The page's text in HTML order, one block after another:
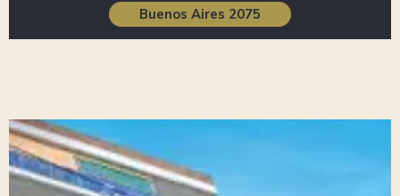
Buenos Aires 2075